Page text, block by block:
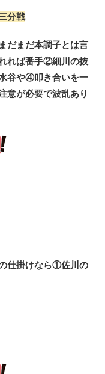
分戦
だまだ本調子とは言
れば番手②細川の抜
谷や④叩き合いを一
が必要で波乱あり
仕掛けなら①佐川の